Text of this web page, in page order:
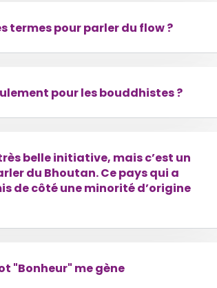
termes pour parler du flow ?
pour les bouddhistes ?
très belle initiative, mais c’est un
du Bhoutan. Ce pays qui a
de côté une minorité d’origine
"Bonheur" me gène